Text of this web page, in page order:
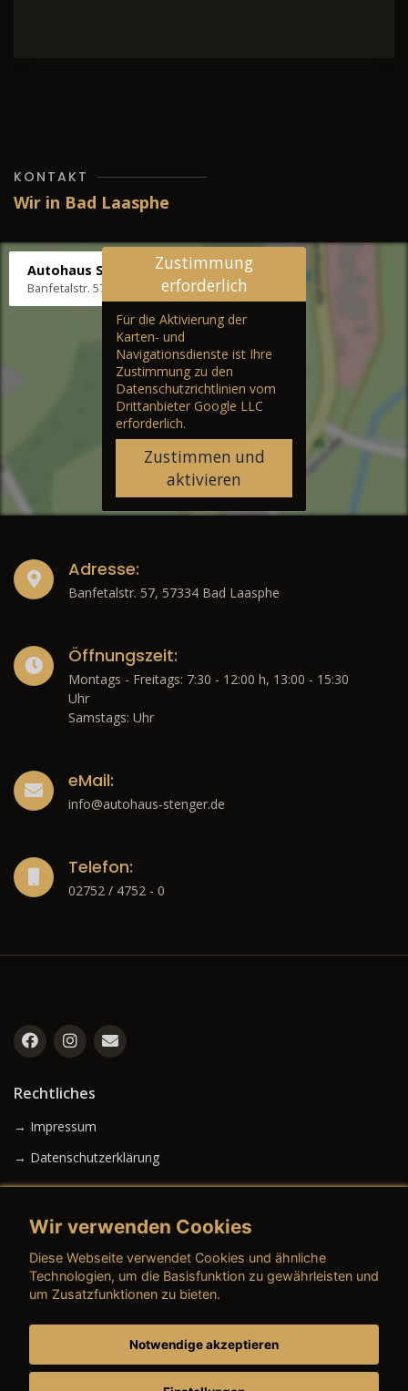
KONTAKT
Wir in Bad Laasphe
Autohaus Stenger
Banfetalstr. 57, 57334 Bad Laasphe
Zustimmung
erforderlich
Für die Aktivierung der
Karten- und
Navigationsdienste ist Ihre
Zustimmung zu den
Datenschutzrichtlinien vom
Drittanbieter Google LLC
erforderlich.
Zustimmen und
aktivieren
Adresse:
Banfetalstr. 57, 57334 Bad Laasphe
Öffnungszeit:
Montags - Freitags: 7:30 - 12:00 h, 13:00 - 15:30
Uhr
Samstags: Uhr
eMail:
info@autohaus-stenger.de
Telefon:
02752 / 4752 - 0
Rechtliches
→ Impressum
→ Datenschutzerklärung
→ AGB (Gebrauchtwagen)
→ AGB (Teile & Zubehör)
Wir verwenden Cookies
Diese Webseite verwendet Cookies und ähnliche
Technologien, um die Basisfunktion zu gewährleisten und
um Zusatzfunktionen zu bieten.
Notwendige akzeptieren